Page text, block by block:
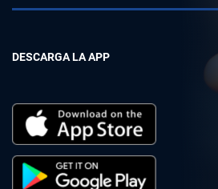
DESCARGA LA APP